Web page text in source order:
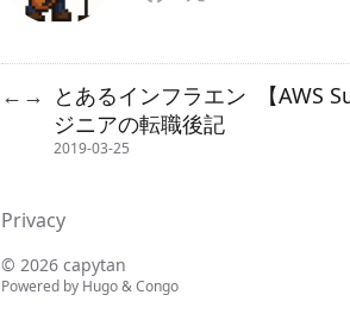
← → とあるインフラエン
ジニアの転職後記
2019-03-25
【AWS
Privacy
© 2026 capytan
Powered by Hugo&Congo